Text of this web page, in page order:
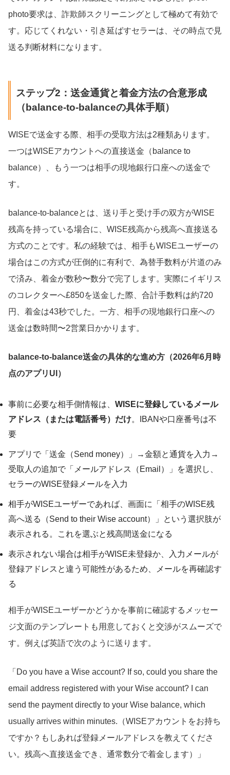
photo要求は、詐欺師スクリーニングとして極めて有効で
す。応じてくれない・引き延ばすセラーは、その時点で見
送る判断材料になります。
ステップ2：送金通貨と着金方法の合意形成
（balance-to-balanceの具体手順）
WISEで送金する際、相手の受取方法は2種類あります。
一つはWISEアカウントへの直接送金（balance to
balance）、もう一つは相手の現地銀行口座への送金で
す。
balance-to-balanceとは、送り手と受け手の双方がWISE
残高を持っている場合に、WISE残高から残高へ直接送る
方式のことです。私の経験では、相手もWISEユーザーの
場合はこの方式が圧倒的に有利で、為替手数料が片道のみ
で済み、着金が数秒〜数分で完了します。実際にイギリス
のコレクターへ£850を送金した際、合計手数料は約720
円、着金は43秒でした。一方、相手の現地銀行口座への
送金は数時間〜2営業日かかります。
balance-to-balance送金の具体的な進め方（2026年6月時
点のアプリUI）
事前に必要な相手側情報は、 WISEに登録しているメール
アドレス（または電話番号）だけ。IBANや口座番号は不
要
アプリで「送金（Send money）」→金額と通貨を入力→
受取人の追加で「メールアドレス（Email）」を選択し、
セラーのWISE登録メールを入力
相手がWISEユーザーであれば、画面に「相手のWISE残
高へ送る（Send to their Wise account）」という選択肢が
表示される。これを選ぶと残高間送金になる
表示されない場合は相手がWISE未登録か、入力メールが
登録アドレスと違う可能性があるため、メールを再確認す
る
相手がWISEユーザーかどうかを事前に確認するメッセー
ジ文面のテンプレートも用意しておくと交渉がスムーズで
す。例えば英語で次のように送ります。
「Do you have a Wise account? If so, could you share the
email address registered with your Wise account? I can
send the payment directly to your Wise balance, which
usually arrives within minutes.（WISEアカウントをお持ち
ですか？もしあれば登録メールアドレスを教えてくださ
い。残高へ直接送金でき、通常数分で着金します）」